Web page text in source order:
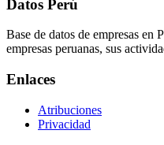
Datos Perú
Base de datos de empresas en
empresas peruanas, sus
Enlaces
Atribuciones
Privacidad